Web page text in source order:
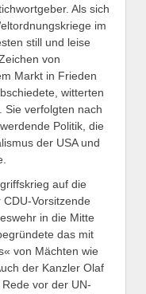
Als sich
im
still und leise
von
Markt in Frieden
witterten
Sie verfolgten nach
Politik, die
der USA und
auf die
Vorsitzende
in die Mitte
das mit
von Mächten wie
der Kanzler Olaf
vor der UN-